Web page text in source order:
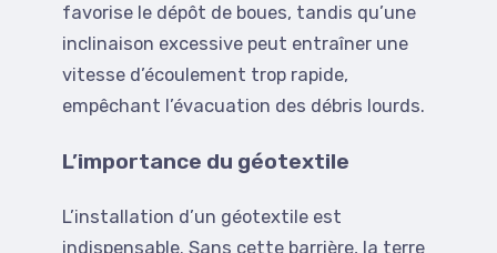
favorise le dépôt de boues, tandis qu’une
inclinaison excessive peut entraîner une
vitesse d’écoulement trop rapide,
empêchant l’évacuation des débris lourds.
L’importance du géotextile
L’installation d’un géotextile est
indispensable. Sans cette barrière, la terre